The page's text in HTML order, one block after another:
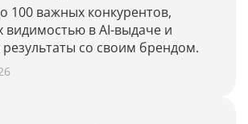
100 важных конкурентов,
видимостью в AI-выдаче и
результаты со своим брендом.